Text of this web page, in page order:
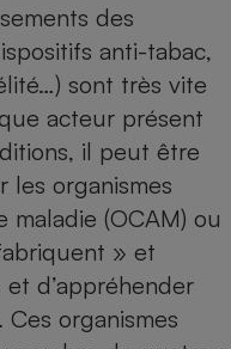
des
anti-tabac,
sont très vite
acteur présent
il peut être
les organismes
maladie (OCAM) ou
» et
d’appréhender
organismes